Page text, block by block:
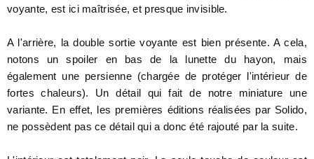
voyante, est ici maîtrisée, et presque invisible.
A l'arrière, la double sortie voyante est bien présente. A cela,
notons un spoiler en bas de la lunette du hayon, mais
également une persienne (chargée de protéger l'intérieur de
fortes chaleurs). Un détail qui fait de notre miniature une
variante. En effet, les premières éditions réalisées par Solido,
ne possèdent pas ce détail qui a donc été rajouté par la suite.